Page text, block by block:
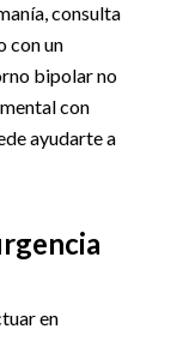
consulta
con un
bipolar no
con
ayudarte a
en